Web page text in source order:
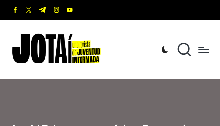
Saltar
contenido
facebook.com
twitter.com
t.me instagram.com
youtube.com
o
t
revista
de
Informada